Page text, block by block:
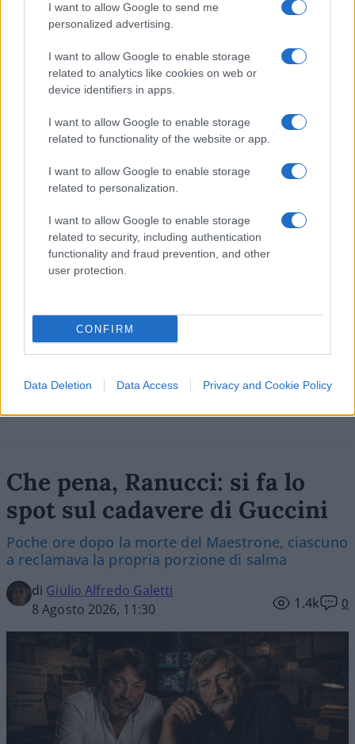
I want to allow Google to send me
personalized advertising.
I want to allow Google to enable storage
related to analytics like cookies on web or
device identifiers in apps.
I want to allow Google to enable storage
related to functionality of the website or app.
I want to allow Google to enable storage
related to personalization.
I want to allow Google to enable storage
related to security, including authentication
functionality and fraud prevention, and other
user protection.
CONFIRM
Data Deletion Data Access Privacy and Cookie Policy
cliccare quiper iscriversi al canale ed essere sempre
aggiornati (gratis).
#ASKATASUNA #NO TAV #TORINO
51
SEDUTE SATIRICHE
Che pena, Ranucci: si fa lo
spot sul cadavere di Guccini
Poche ore dopo la morte del Maestrone, ciascuno
a reclamava la propria porzione di salma
di Giulio Alfredo Galetti
8 Agosto 2026, 11:30
1.4k 0